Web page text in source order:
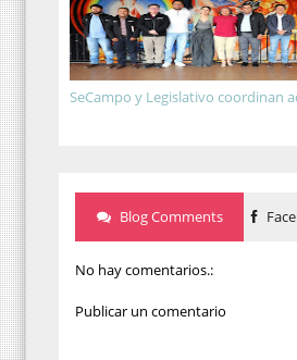
SeCampo y Legislativo coordinan
Blog Comments
No hay comentarios.:
Publicar un comentario